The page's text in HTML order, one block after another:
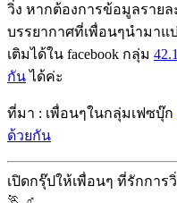
วิ่ง หากต้องการข้อมูลราย
บรรยากาศที่เพื่อนๆนำมาแ
เติมได้ใน facebook กลุ่ม
กันได้ค่ะ
ที่มา : เพื่อนๆในกลุ่มเฟซบุ๊ก
ด้วยกัน
เปิดกรุ๊ปให้เพื่อนๆ ที่รักการ
🏃 ‍♂